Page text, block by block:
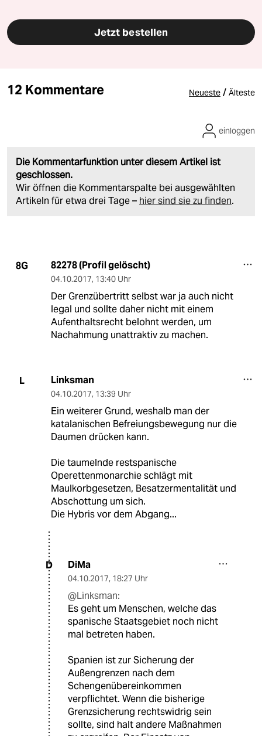
Jetzt bestellen
12 Kommentare Neueste / Älteste
Die Kommentarfunktion unter diesem Artikel ist
geschlossen.
Wir öffnen die Kommentarspalte bei ausgewählten
Artikeln für etwa drei Tage – hier sind sie zu finden.
einloggen
8G 82278 (Profil gelöscht)
04.10.2017, 13:40 Uhr
Der Grenzübertritt selbst war ja auch nicht
legal und sollte daher nicht mit einem
Aufenthaltsrecht belohnt werden, um
Nachahmung unattraktiv zu machen.
L Linksman
04.10.2017, 13:39 Uhr
Ein weiterer Grund, weshalb man der
katalanischen Befreiungsbewegung nur die
Daumen drücken kann.
Die taumelnde restspanische
Operettenmonarchie schlägt mit
Maulkorbgesetzen, Besatzermentalität und
Abschottung um sich.
Die Hybris vor dem Abgang...
D DiMa
04.10.2017, 18:27 Uhr
@Linksman:
Es geht um Menschen, welche das
spanische Staatsgebiet noch nicht
mal betreten haben.
Spanien ist zur Sicherung der
Außengrenzen nach dem
Schengenübereinkommen
verpflichtet. Wenn die bisherige
Grenzsicherung rechtswidrig sein
sollte, sind halt andere Maßnahmen